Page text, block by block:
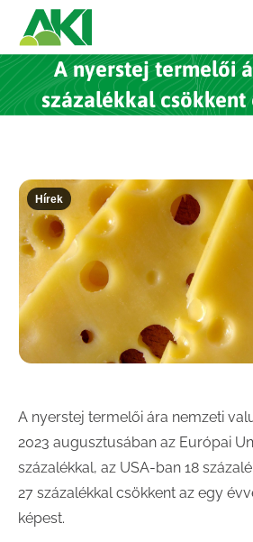
A nyerstej termelői
százalékkal csökkent
Hírek
A nyerstej termelői ára nemzeti
2023 augusztusában az Európai
százalékkal, az USA-ban 18
27 százalékkal csökkent az egy
képest.